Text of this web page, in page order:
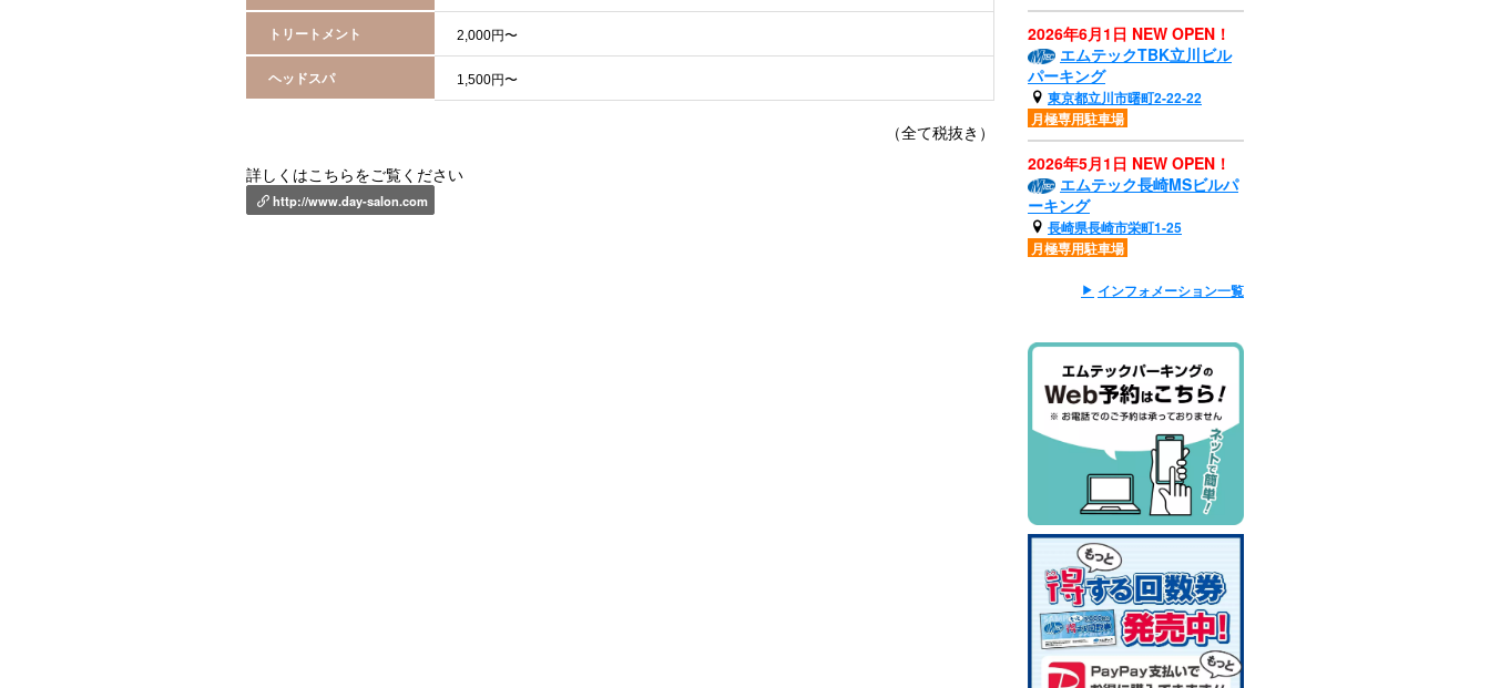
トリートメント 2,000円〜
ヘッドスパ 1,500円〜
（全て税抜き）
詳しくはこちらをご覧ください
http://www.day-salon.com
2026年6月1日 NEW OPEN！
エムテックTBK立川ビル
パーキング
東京都立川市曙町2-22-22
月極専用駐車場
2026年5月1日 NEW OPEN！
エムテック長崎MSビルパ
ーキング
長崎県長崎市栄町1-25
月極専用駐車場
インフォメーション一覧